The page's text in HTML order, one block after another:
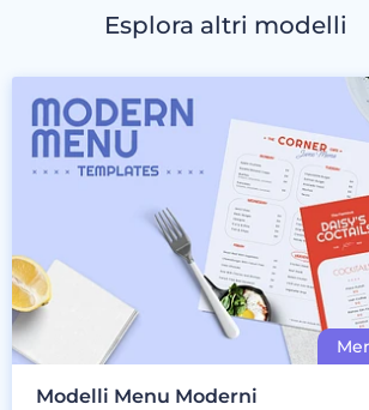
Esplora altri modelli
Modelli Menu Moderni